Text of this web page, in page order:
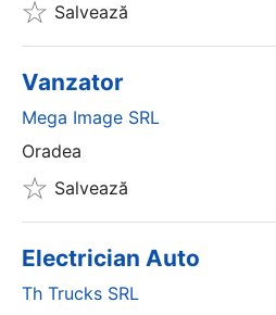
Salvează
Vanzator
Mega Image SRL
Oradea
Salvează
Electrician Auto
Th Trucks SRL